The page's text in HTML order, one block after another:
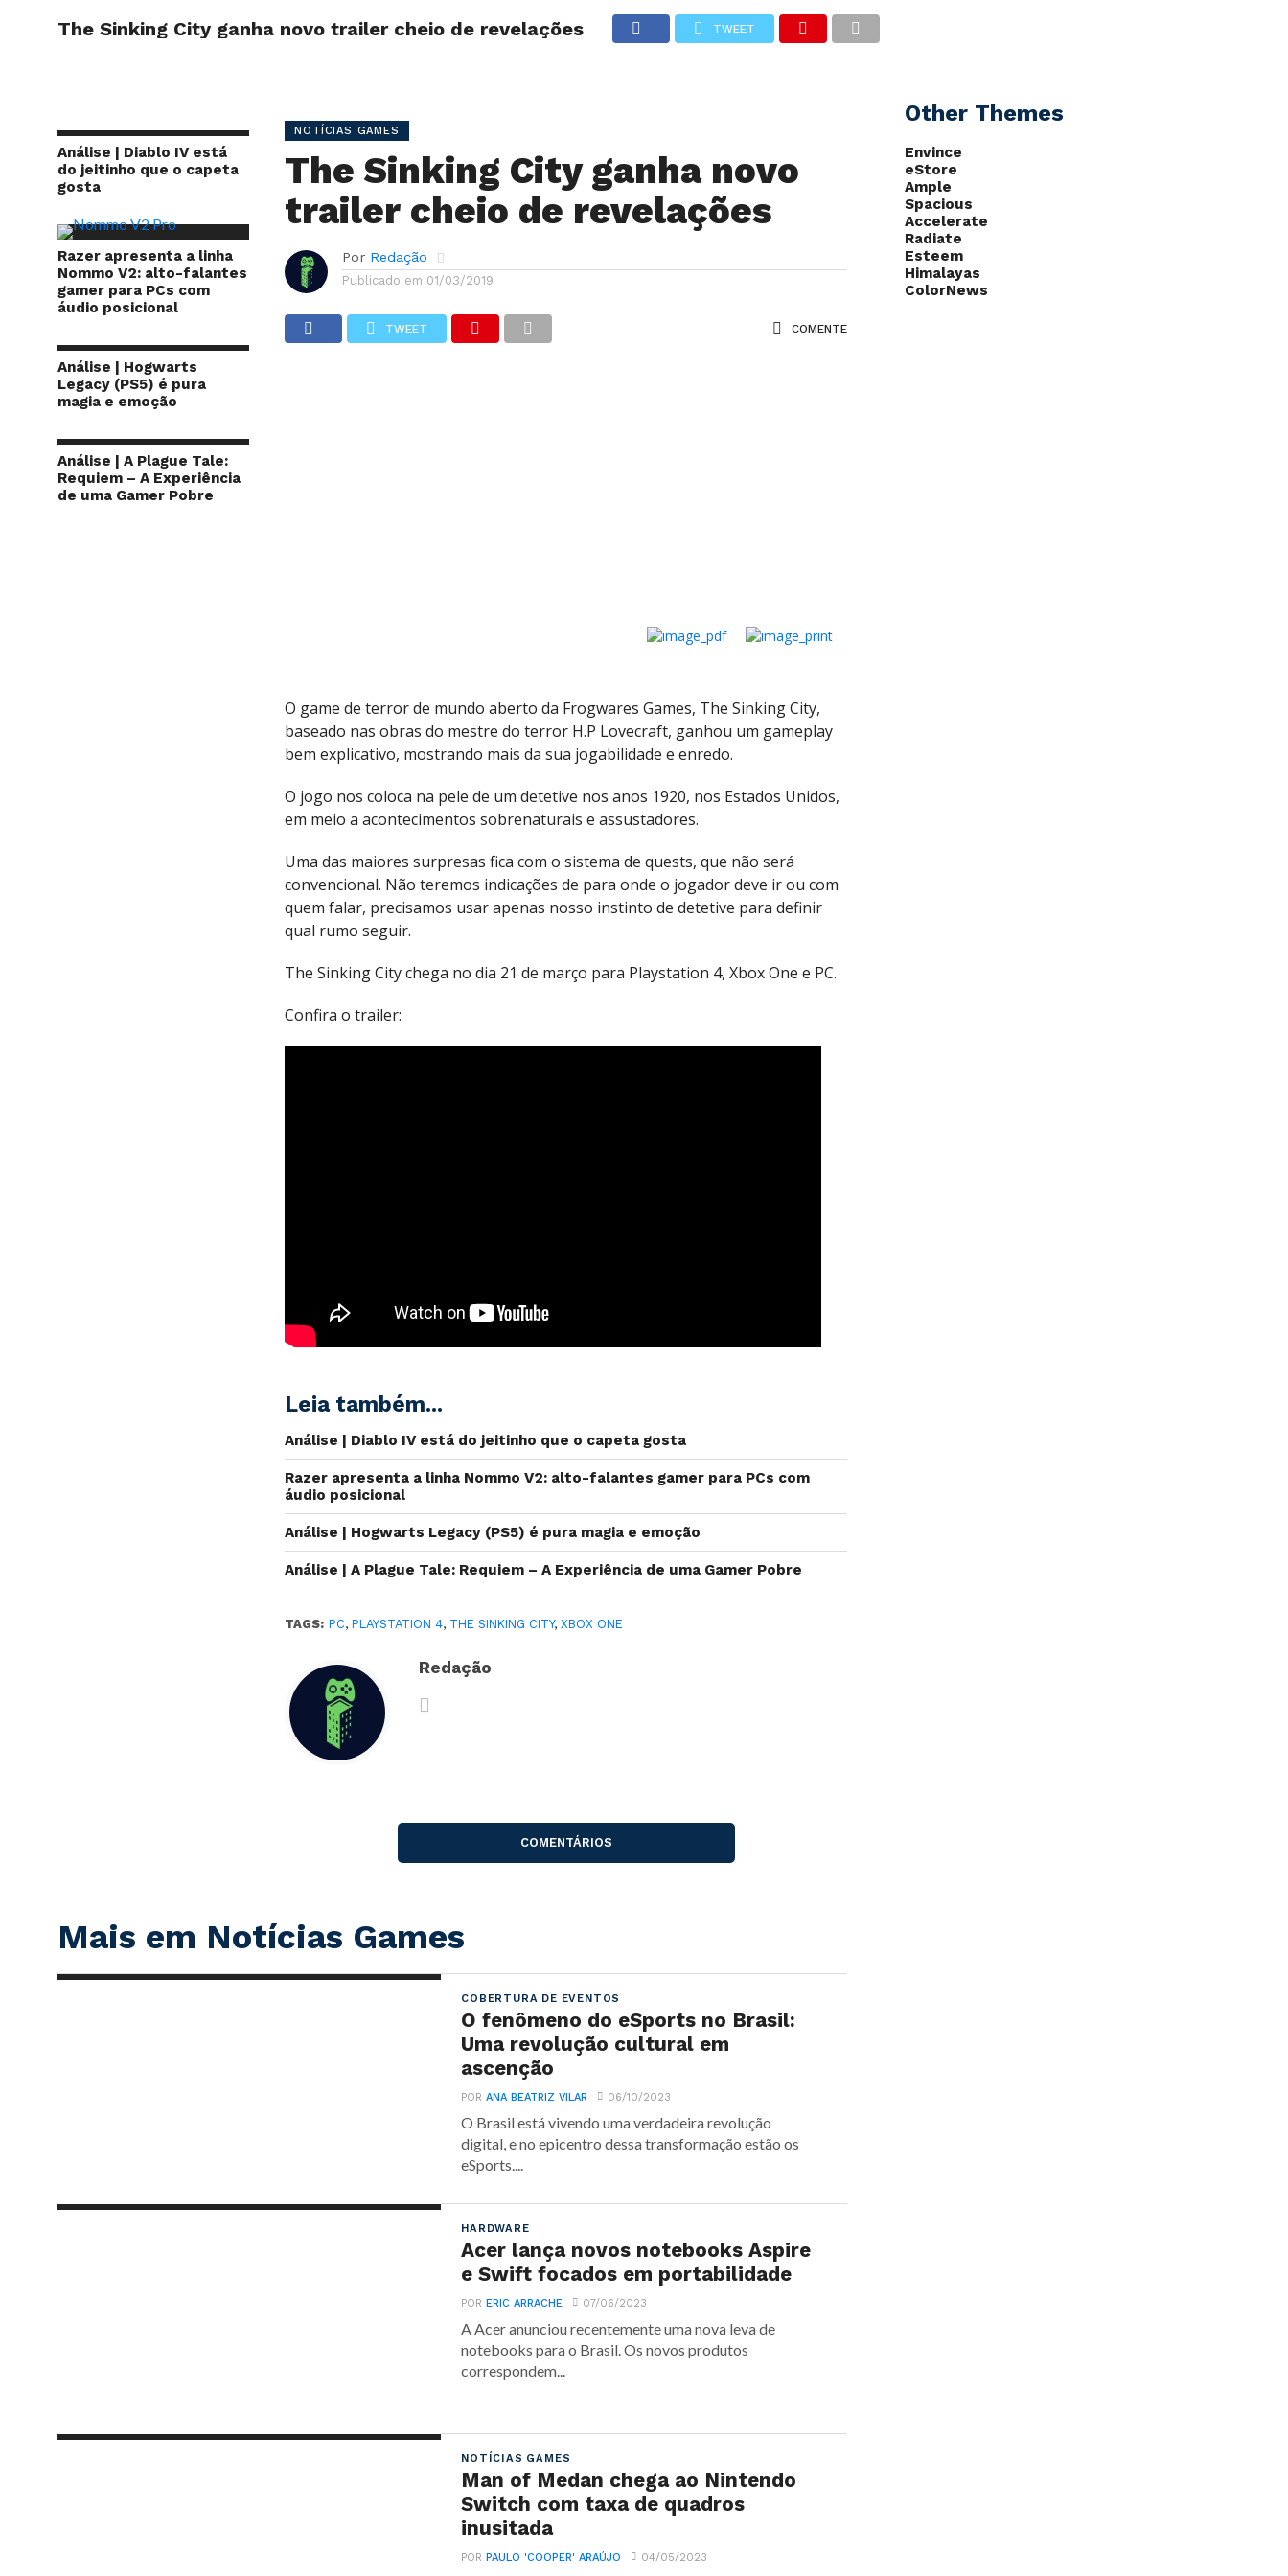
COBERTURA DE EVENTOS CRÍTICAS
The Sinking City ganha novo trailer cheio de revelações TWEET
Análise | Diablo IV está
do jeitinho que o capeta
gosta
Razer apresenta a linha
Nommo V2: alto-falantes
gamer para PCs com
áudio posicional
Análise | Hogwarts
Legacy (PS5) é pura
magia e emoção
Análise | A Plague Tale:
Requiem – A Experiência
de uma Gamer Pobre
NOTÍCIAS GAMES
The Sinking City ganha novo
trailer cheio de revelações
Por Redação
Publicado em 01/03/2019
TWEET COMENTE
O game de terror de mundo aberto da Frogwares Games, The Sinking City,
baseado nas obras do mestre do terror H.P Lovecraft, ganhou um gameplay
bem explicativo, mostrando mais da sua jogabilidade e enredo.
O jogo nos coloca na pele de um detetive nos anos 1920, nos Estados Unidos,
em meio a acontecimentos sobrenaturais e assustadores.
Uma das maiores surpresas fica com o sistema de quests, que não será
convencional. Não teremos indicações de para onde o jogador deve ir ou com
quem falar, precisamos usar apenas nosso instinto de detetive para definir
qual rumo seguir.
The Sinking City chega no dia 21 de março para Playstation 4, Xbox One e PC.
Confira o trailer:
Leia também...
Análise | Diablo IV está do jeitinho que o capeta gosta
Razer apresenta a linha Nommo V2: alto-falantes gamer para PCs com
áudio posicional
Análise | Hogwarts Legacy (PS5) é pura magia e emoção
Análise | A Plague Tale: Requiem – A Experiência de uma Gamer Pobre
TAGS: PC,PLAYSTATION 4, THE SINKING CITY,XBOX ONE
Redação
COMENTÁRIOS
Mais em Notícias Games
COBERTURA DE EVENTOS
O fenômeno do eSports no Brasil:
Uma revolução cultural em
ascenção
PORANA BEATRIZ VILAR 06/10/2023
O Brasil está vivendo uma verdadeira revolução
digital, e no epicentro dessa transformação estão os
eSports....
HARDWARE
Acer lança novos notebooks Aspire
e Swift focados em portabilidade
PORERIC ARRACHE 07/06/2023
A Acer anunciou recentemente uma nova leva de
notebooks para o Brasil. Os novos produtos
correspondem...
NOTÍCIAS GAMES
Man of Medan chega ao Nintendo
Switch com taxa de quadros
inusitada
PORPAULO 'COOPER' ARAÚJO 04/05/2023
Other Themes
Envince
eStore
Ample
Spacious
Accelerate
Radiate
Esteem
Himalayas
ColorNews